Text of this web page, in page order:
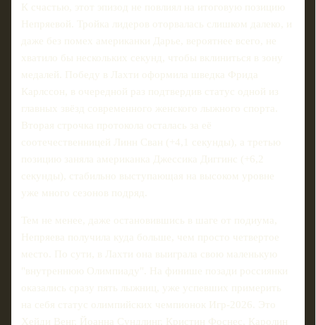
К счастью, этот эпизод не повлиял на итоговую позицию
Непряевой. Тройка лидеров оторвалась слишком далеко, и
даже без помех американки Дарье, вероятнее всего, не
хватило бы нескольких секунд, чтобы вклиниться в зону
медалей. Победу в Лахти оформила шведка Фрида
Карлссон, в очередной раз подтвердив статус одной из
главных звёзд современного женского лыжного спорта.
Вторая строчка протокола осталась за её
соотечественницей Линн Сван (+4,1 секунды), а третью
позицию заняла американка Джессика Диггинс (+6,2
секунды), стабильно выступающая на высоком уровне
уже много сезонов подряд.
Тем не менее, даже остановившись в шаге от подиума,
Непряева получила куда больше, чем просто четвертое
место. По сути, в Лахти она выиграла свою маленькую
"внутреннюю Олимпиаду". На финише позади россиянки
оказались сразу пять лыжниц, уже успевших примерить
на себя статус олимпийских чемпионок Игр-2026. Это
Хейди Венг, Йоанна Сундлинг, Кристин Фоснес, Каролин